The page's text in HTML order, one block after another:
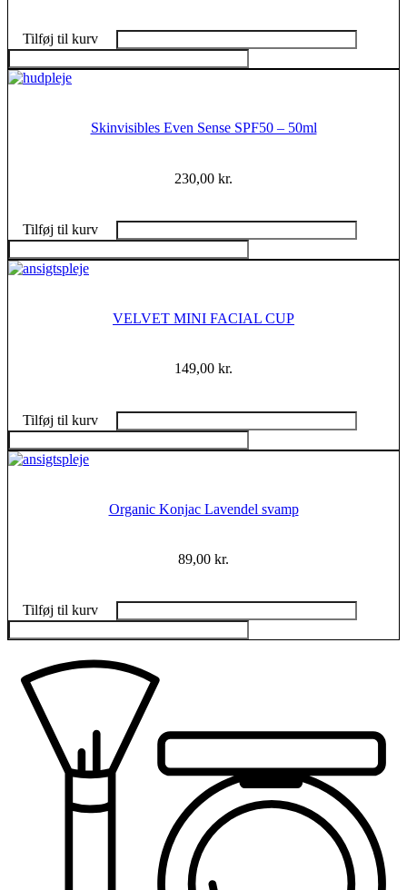
Tilføj til kurv
Skinvisibles Even Sense SPF50 – 50ml
230,00 kr.
Tilføj til kurv
VELVET MINI FACIAL CUP
149,00 kr.
Tilføj til kurv
Organic Konjac Lavendel svamp
89,00 kr.
Tilføj til kurv